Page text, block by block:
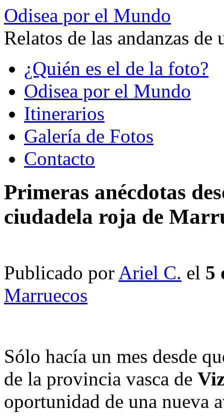
Odisea por el Mundo
Relatos de las andanzas
contenido¿Quién es el de la foto?
Odisea por el Mundo
Itinerarios
Galería de Fotos
Contacto
Primeras anécdotas
ciudadela roja de
Publicado por Ariel C. el 5
Marruecos
Sólo hacía un mes desde
de la provincia vasca de
oportunidad de una nueva